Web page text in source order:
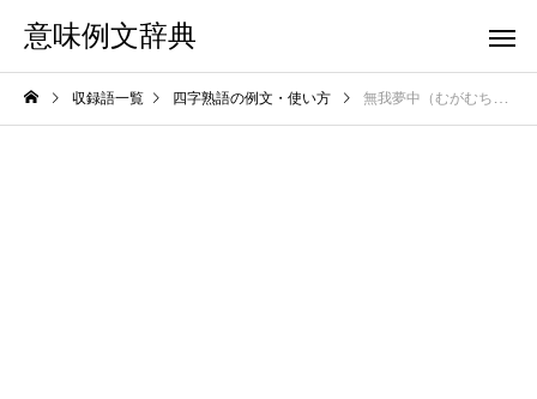
意味例文辞典
収録語一覧 四字熟語の例文・使い方 無我夢中（むがむちゅう）